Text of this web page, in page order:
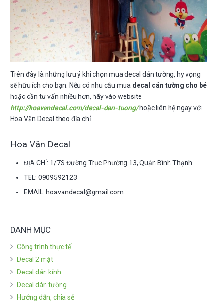
Trên đây là những lưu ý khi chọn mua decal dán tường, hy vọng
sẽ hữu ích cho bạn. Nếu có nhu cầu mua decal dán tường cho bé
hoặc cần tư vấn nhiều hơn, hãy vào website
http://hoavandecal.com/decal-dan-tuong/hoặc liên hệ ngay với
Hoa Văn Decal theo địa chỉ
Hoa Văn Decal
ĐỊA CHỈ: 1/7S Đường Trục Phường 13, Quận Bình Thạnh
TEL: 0909592123
EMAIL: hoavandecal@gmail.com
DANH MỤC
Công trình thực tế
Decal 2 mặt
Decal dán kính
Decal dán tường
Hướng dẫn, chia sẻ